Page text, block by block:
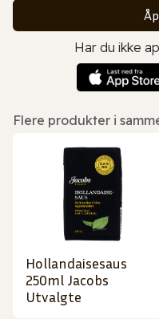
Har du ikke
Flere produkter i
Hollandaisesaus
250ml Jacobs
Utvalgte